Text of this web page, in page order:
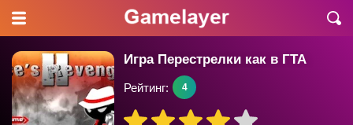
Игра Перестрелки как в ГТА
Рейтинг: 4